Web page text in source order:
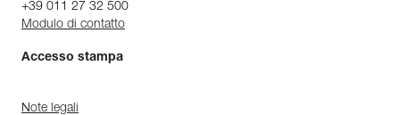
+39 011 27 32 500
Modulo di contatto
Accesso stampa
Note legali